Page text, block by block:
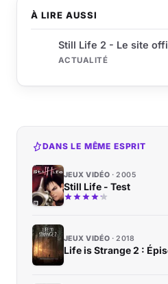
À LIRE AUSSI
Still Life 2 - Le site
ACTUALITÉ
DANS LE MÊME ESPRIT
JEUX VIDÉO 2005
Still Life - Test
JEUX VIDÉO 2018
Life is Strange 2 :